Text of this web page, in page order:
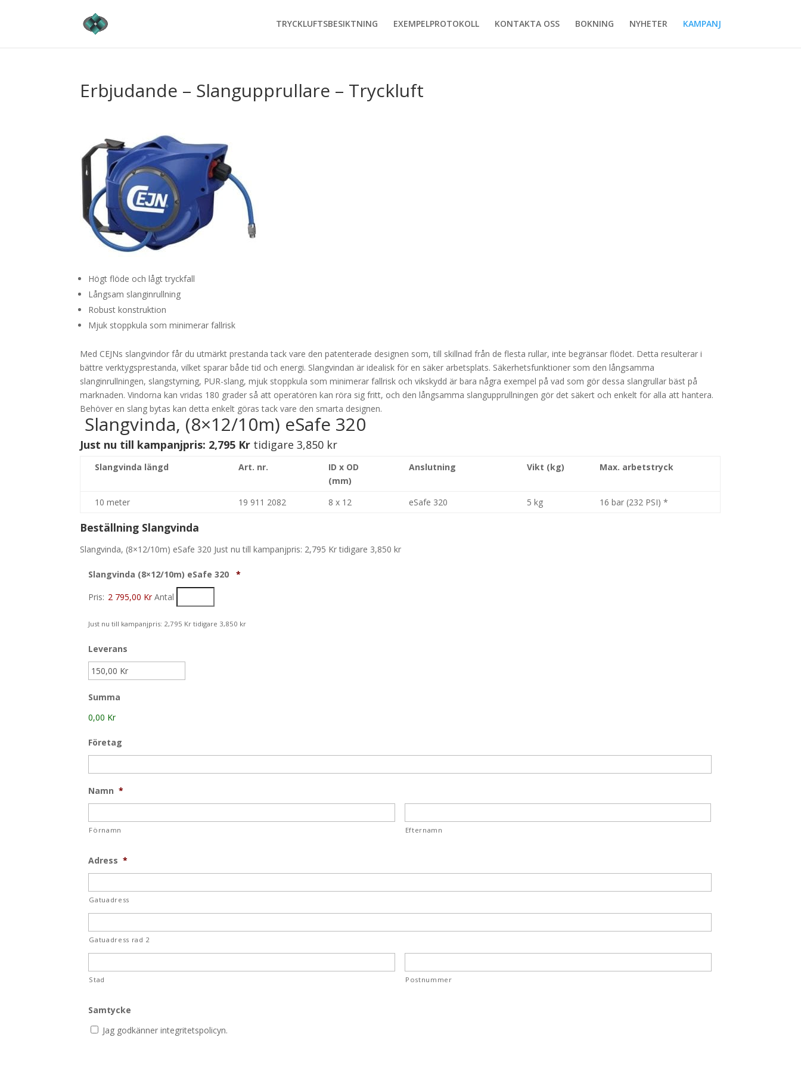
TRYCKLUFTSBESIKTNING EXEMPELPROTOKOLL KONTAKTA OSS BOKNING NYHETER KAMPANJ
Erbjudande – Slangupprullare – Tryckluft
Högt flöde och lågt tryckfall
Långsam slanginrullning
Robust konstruktion
Mjuk stoppkula som minimerar fallrisk
Med CEJNs slangvindor får du utmärkt prestanda tack vare den patenterade designen som, till skillnad från de flesta rullar, inte begränsar flödet. Detta resulterar i
bättre verktygsprestanda, vilket sparar både tid och energi. Slangvindan är idealisk för en säker arbetsplats. Säkerhetsfunktioner som den långsamma
slanginrullningen, slangstyrning, PUR-slang, mjuk stoppkula som minimerar fallrisk och vikskydd är bara några exempel på vad som gör dessa slangrullar bäst på
marknaden. Vindorna kan vridas 180 grader så att operatören kan röra sig fritt, och den långsamma slangupprullningen gör det säkert och enkelt för alla att hantera.
Behöver en slang bytas kan detta enkelt göras tack vare den smarta designen.
Slangvinda, (8×12/10m) eSafe 320
Just nu till kampanjpris: 2,795 Kr tidigare3,850 kr
Slangvinda längd Art. nr.
ID x OD
(mm)
Anslutning Vikt (kg) Max. arbetstryck
10 meter 19 911 2082 8 x 12 eSafe 320 5 kg 16 bar (232 PSI) *
Beställning Slangvinda
Slangvinda, (8×12/10m) eSafe 320 Just nu till kampanjpris: 2,795 Kr tidigare 3,850 kr
Slangvinda (8×12/10m) eSafe 320 Antal
*
Pris: 2 795,00 Kr Antal
Just nu till kampanjpris: 2,795 Kr tidigare 3,850 kr
Leverans
Summa
0,00 Kr
Företag
Namn *
Förnamn Efternamn
Adress *
Gatuadress
Gatuadress rad 2
Stad Postnummer
Samtycke
Jag godkänner integritetspolicyn.